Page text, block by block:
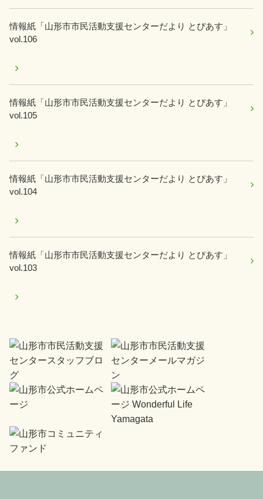
情報紙「山形市市民活動支援センターだより とぴあす」
vol.106
情報紙「山形市市民活動支援センターだより とぴあす」
vol.105
情報紙「山形市市民活動支援センターだより とぴあす」
vol.104
情報紙「山形市市民活動支援センターだより とぴあす」
vol.103